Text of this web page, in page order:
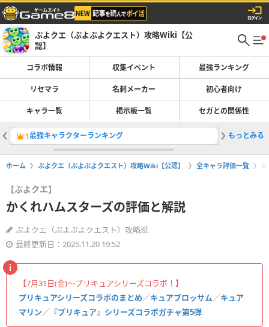
ぷよクエ（ぷよぷよクエスト）攻略Wiki【公
認】
コラボ情報 収集イベント 最強ランキング
リセマラ 名刺メーカー 初心者向け
キャラ一覧 掲示板一覧 セガとの関係性
1最強キャラクターランキング 2
もっとみる
ホーム ぷよクエ（ぷよぷよクエスト）攻略Wiki【公認】 全キャラ評価一覧
【ぷよクエ】
かくれハムスターズの評価と解説
ぷよクエ（ぷよぷよクエスト）攻略班
最終更新日：2025.11.20 19:52
【7月31日(金)〜プリキュアシリーズコラボ！】
プリキュアシリーズコラボのまとめ／キュアブロッサム／キュア
マリン／ 『プリキュア』シリーズコラボガチャ第5弾